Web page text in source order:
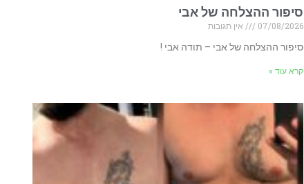
סיפור ההצלחה של אבי
07/08/2026
אין תגובות
סיפור ההצלחה של אבי – תודה אבי !
קרא עוד »